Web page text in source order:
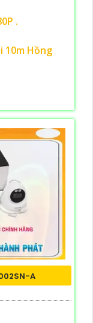
.
10m Hồng
A